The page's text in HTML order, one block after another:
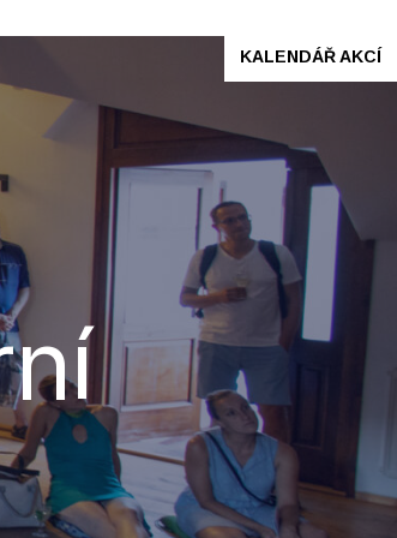
KALENDÁŘ AKCÍ